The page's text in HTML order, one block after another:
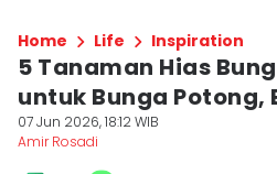
Home Life Inspiration
5 Tanaman Hias
untuk Bunga Potong,
07 Jun 2026, 18:12 WIB
Amir Rosadi